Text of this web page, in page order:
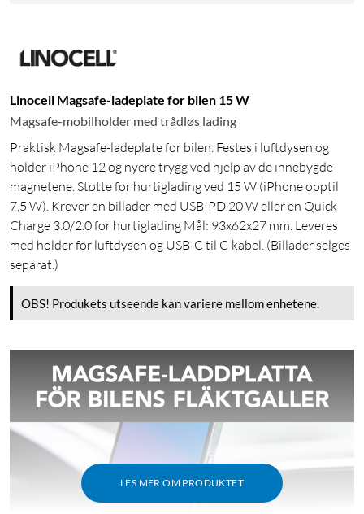
Linocell Magsafe-ladeplate for bilen 15 W
Magsafe-mobilholder med trådløs lading
Praktisk Magsafe-ladeplate for bilen. Festes i luftdysen og
holder iPhone 12 og nyere trygg ved hjelp av de innebygde
magnetene. Støtte for hurtiglading ved 15 W (iPhone opptil
7,5 W). Krever en billader med USB-PD 20 W eller en Quick
Charge 3.0/2.0 for hurtiglading Mål: 93x62x27 mm. Leveres
med holder for luftdysen og USB-C til C-kabel. (Billader selges
separat.)
OBS! Produkets utseende kan variere mellom enhetene.
LES MER OM PRODUKTET